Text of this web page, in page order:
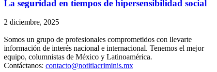
La seguridad en tiempos de hipersensibilidad social
2 diciembre, 2025
Somos un grupo de profesionales comprometidos con llevarte
información de interés nacional e internacional. Tenemos el mejor
equipo, columnistas de México y Latinoamérica.
Contáctanos: contacto@notitiacriminis.mx